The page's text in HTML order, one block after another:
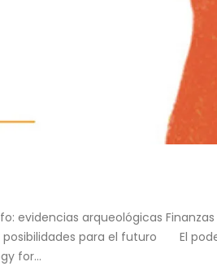
evidencias arqueológicas
para el futuro El
for...